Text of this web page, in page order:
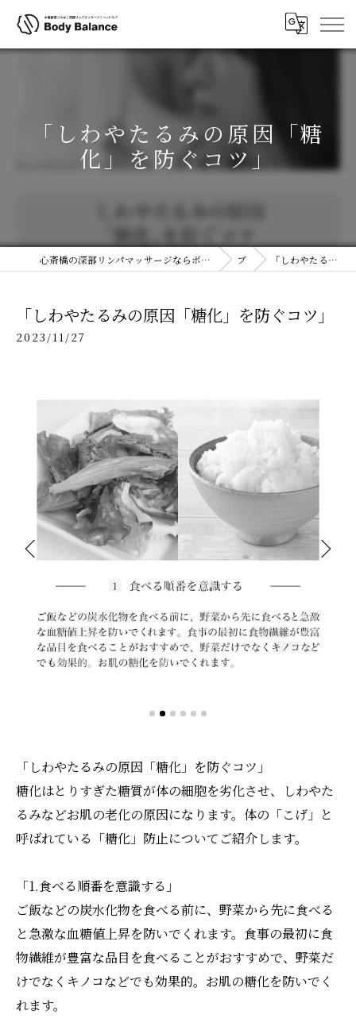
「しわやたるみの原因「糖
化」を防ぐコツ」
心斎橋の深部リンパマッサージならボディコルギ&ヘッドスパ(ヘッドコルギ)専門店ボディバランス 大阪心斎橋店 ブログ 「しわやたるみの原因「糖化」を防ぐコツ」
「しわやたるみの原因「糖化」を防ぐコツ」
2023/11/27
「しわやたるみの原因「糖化」を防ぐコツ」
糖化はとりすぎた糖質が体の細胞を劣化させ、しわやた
るみなどお肌の老化の原因になります。体の「こげ」と
呼ばれている「糖化」防止についてご紹介します。
「1.食べる順番を意識する」
ご飯などの炭水化物を食べる前に、野菜から先に食べる
と急激な血糖値上昇を防いでくれます。食事の最初に食
物繊維が豊富な品目を食べることがおすすめで、野菜だ
けでなくキノコなどでも効果的。お肌の糖化を防いでく
れます。